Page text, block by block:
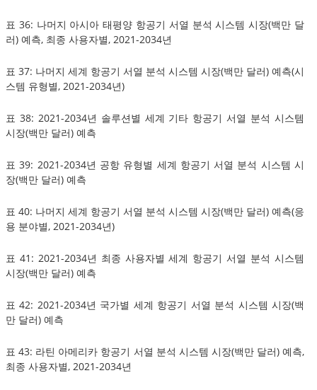
표 36: 나머지 아시아 태평양 항공기 서열 분석 시스템 시장(백만 달
러) 예측, 최종 사용자별, 2021-2034년
표 37: 나머지 세계 항공기 서열 분석 시스템 시장(백만 달러) 예측(시
스템 유형별, 2021-2034년)
표 38: 2021-2034년 솔루션별 세계 기타 항공기 서열 분석 시스템
시장(백만 달러) 예측
표 39: 2021-2034년 공항 유형별 세계 항공기 서열 분석 시스템 시
장(백만 달러) 예측
표 40: 나머지 세계 항공기 서열 분석 시스템 시장(백만 달러) 예측(응
용 분야별, 2021-2034년)
표 41: 2021-2034년 최종 사용자별 세계 항공기 서열 분석 시스템
시장(백만 달러) 예측
표 42: 2021-2034년 국가별 세계 항공기 서열 분석 시스템 시장(백
만 달러) 예측
표 43: 라틴 아메리카 항공기 서열 분석 시스템 시장(백만 달러) 예측,
최종 사용자별, 2021-2034년